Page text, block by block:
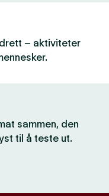
– aktiviteter
sammen, den
til å teste ut.